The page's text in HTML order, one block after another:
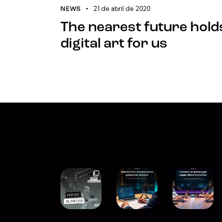
NEWS 21 de abril de 2020
The nearest future
digital art for us